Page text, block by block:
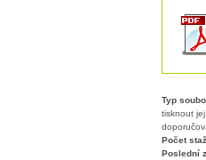
Typ
tisknout
Počet
Poslední